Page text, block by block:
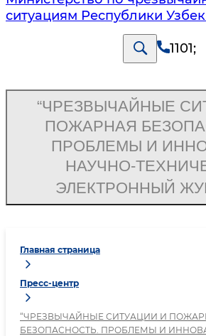
ситуациям Республики
1101;
Главная страница
Пресс-центр
“ЧРЕЗВЫЧАЙНЫЕ СИТУАЦИИ И
БЕЗОПАСНОСТЬ. ПРОБЛЕМЫ И
“ЧРЕЗВЫЧАЙНЫЕ
ПОЖАРНАЯ
ПРОБЛЕМЫ И
НАУЧНО-